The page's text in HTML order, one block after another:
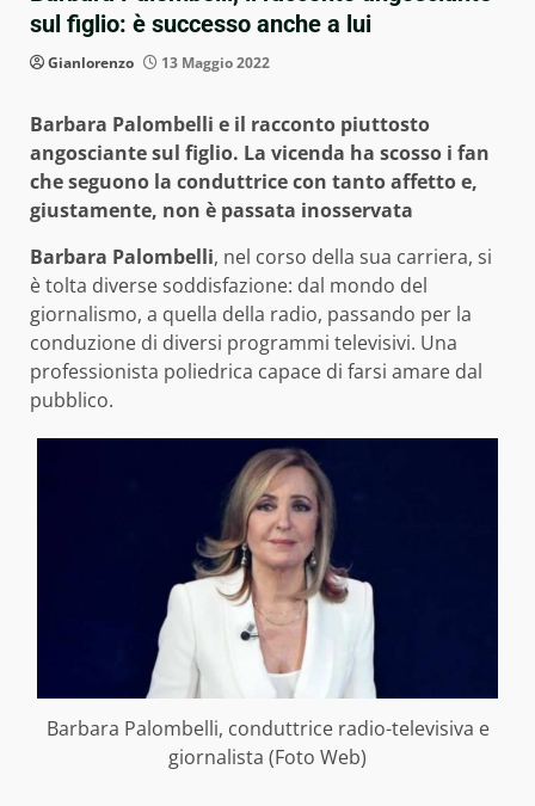
sul figlio: è successo anche a lui
Gianlorenzo 13 Maggio 2022
Barbara Palombelli e il racconto piuttosto
angosciante sul figlio. La vicenda ha scosso i fan
che seguono la conduttrice con tanto affetto e,
giustamente, non è passata inosservata
Barbara Palombelli, nel corso della sua carriera, si
è tolta diverse soddisfazione: dal mondo del
giornalismo, a quella della radio, passando per la
conduzione di diversi programmi televisivi. Una
professionista poliedrica capace di farsi amare dal
pubblico.
Barbara Palombelli, conduttrice radio-televisiva e
giornalista (Foto Web)